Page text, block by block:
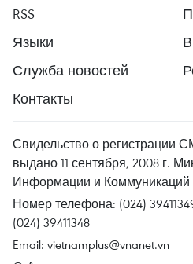
RSS
Языки
Служба новостей
Контакты
Свидельство о регистрации
выдано 11 сентября, 2008 г.
Информации и Коммуникаций
Номер телефона: (024)
(024) 39411348
Email: vietnamplus@vnanet.vn